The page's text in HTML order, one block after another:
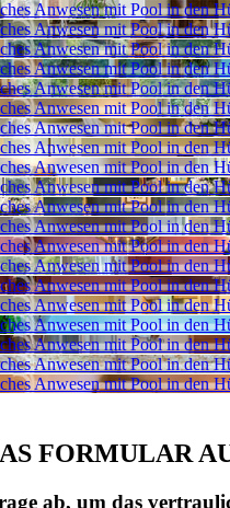
FORMULAR
ab, um das